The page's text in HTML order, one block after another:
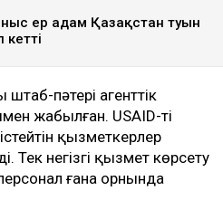
ер адам Қазақстан туын
кетті
штаб-пәтері агенттік
жабылған. USAID-тің
қызметкерлер
Тек негізгі қызмет көрсету
ғана орнында